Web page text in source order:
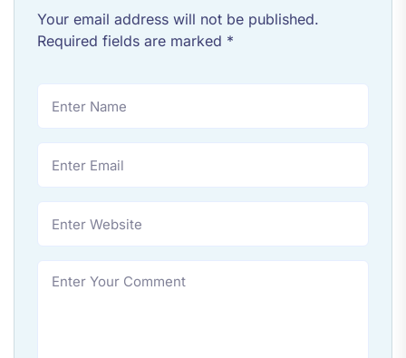
Your email address will not be published.
Required fields are marked *